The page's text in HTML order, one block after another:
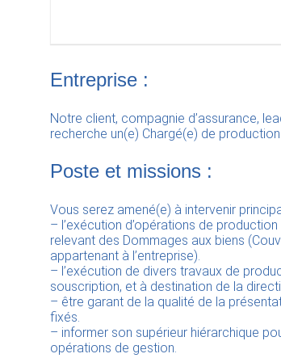
Entreprise :
Notre client, compagnie d’assurance,
recherche un(e) Chargé(e) de
Poste et missions :
Vous serez amené(e) à intervenir
– l’exécution d’opérations de
relevant des Dommages aux biens
appartenant à l’entreprise).
– l’exécution de divers travaux de
souscription, et à destination de la
– être garant de la qualité de la
fixés.
– informer son supérieur hiérarchique
opérations de gestion.